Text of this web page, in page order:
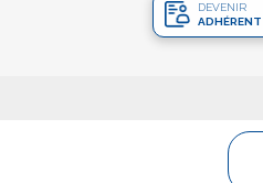
DEVENIR
ADHÉRENT